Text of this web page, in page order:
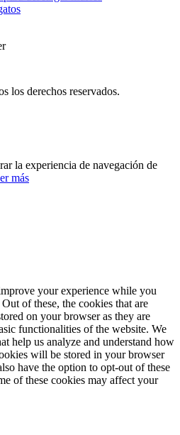
los derechos reservados.
la experiencia de navegación de
más
your experience while you
of these, the cookies that are
on your browser as they are
functionalities of the website. We
help us analyze and understand how
will be stored in your browser
have the option to opt-out of these
of these cookies may affect your